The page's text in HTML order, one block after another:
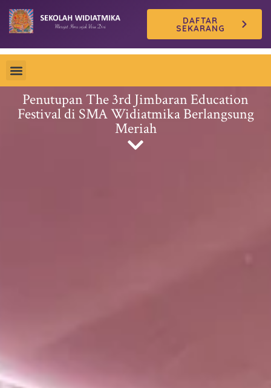
Skip
content
DAFTAR
SEKARANG
Penutupan The 3rd Jimbaran Education
Festival di SMA Widiatmika Berlangsung
Meriah